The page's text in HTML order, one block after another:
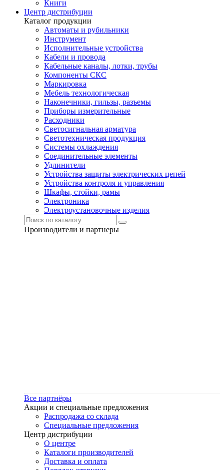
Книги
Центр дистрибуции
Каталог продукции
Автоматы и рубильники
Инструмент
Исполнительные устройства
Кабели и провода
Кабельные каналы, лотки, трубы
Компоненты СКС
Маркировка
Мебель технологическая
Наконечники, гильзы, разъемы
Приборы измерительные
Расходники
Светосигнальная арматура
Светотехническая продукция
Системы охлаждения
Соединительные элементы
Удлинители
Устройства защиты электрических цепей
Устройства контроля и управления
Шкафы, стойки, рамы
Электроника
Электроустановочные изделия
Производители и партнеры
Все партнёры
Акции и специальные предложения
Распродажа со склада
Специальные предложения
Центр дистрибуции
О центре
Каталоги производителей
Доставка и оплата